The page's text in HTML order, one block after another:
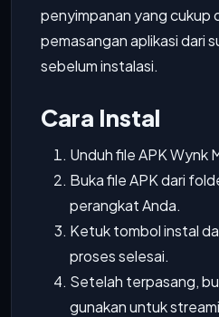
penyimpanan yang cukup
pemasangan aplikasi dari
sebelum instalasi.
Cara Instal
Unduh file APK Wynk
Buka file APK dari
perangkat Anda.
Ketuk tombol instal
proses selesai.
Setelah terpasang,
gunakan untuk